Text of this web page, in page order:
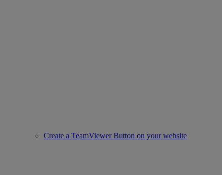
Create a TeamViewer Button on your website